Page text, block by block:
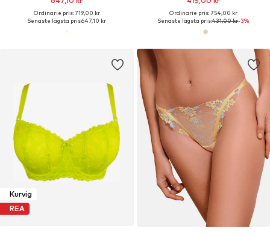
Ordinarie pris: 719,00 kr
Senaste lägsta pris:647,10 kr
Ordinarie pris: 754,00 kr
Senaste lägsta pris:431,00 kr-3%
Kurvig
REA